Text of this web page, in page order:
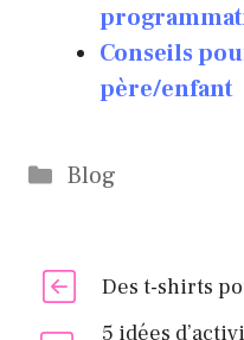
Conseils
père/enfant
Catégories
Blog
Des t-shirts
5 idées